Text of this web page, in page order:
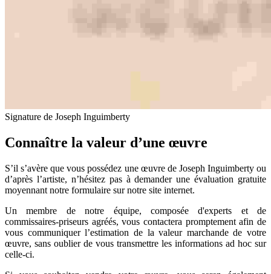
Signature de Joseph Inguimberty
Connaître la valeur d’une œuvre
S’il s’avère que vous possédez une œuvre de Joseph Inguimberty ou
d’après l’artiste, n’hésitez pas à demander une évaluation gratuite
moyennant notre formulaire sur notre site internet.
Un membre de notre équipe, composée d'experts et de
commissaires-priseurs agréés, vous contactera promptement afin de
vous communiquer l’estimation de la valeur marchande de votre
œuvre, sans oublier de vous transmettre les informations ad hoc sur
celle-ci.